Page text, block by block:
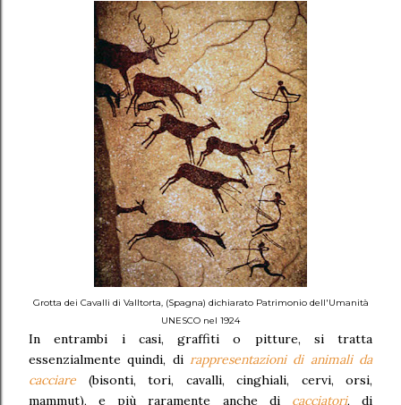
Grotta dei Cavalli di Valltorta, (Spagna) dichiarato Patrimonio dell'Umanità
UNESCO nel 1924
In entrambi i casi, graffiti o pitture, si tratta
essenzialmente quindi, di rappresentazioni di animali da
cacciare (bisonti, tori, cavalli, cinghiali, cervi, orsi,
mammut), e più raramente anche di cacciatori, di